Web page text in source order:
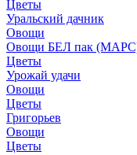
Цветы
Уральский дачник
Овощи
Овощи БЕЛ пак
Цветы
Урожай удачи
Овощи
Цветы
Григорьев
Овощи
Цветы